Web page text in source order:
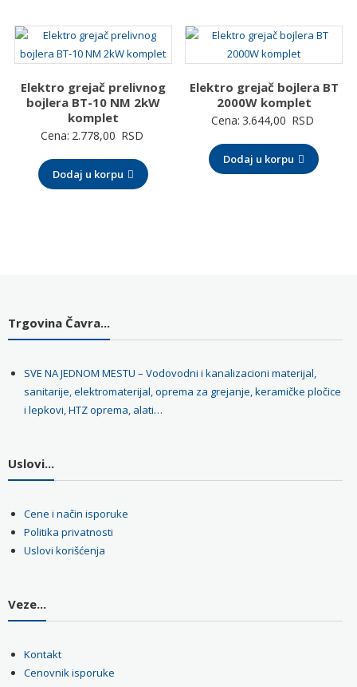
Elektro grejač prelivnog
bojlera BT-10 NM 2kW
komplet
Cena: 2.778,00 RSD
Dodaj u korpu
Elektro grejač bojlera BT
2000W komplet
Cena: 3.644,00 RSD
Dodaj u korpu
Trgovina Čavra...
SVE NA JEDNOM MESTU – Vodovodni i kanalizacioni materijal,
sanitarije, elektromaterijal, oprema za grejanje, keramičke pločice
i lepkovi, HTZ oprema, alati…
Uslovi...
Cene i način isporuke
Politika privatnosti
Uslovi korišćenja
Veze...
Kontakt
Cenovnik isporuke